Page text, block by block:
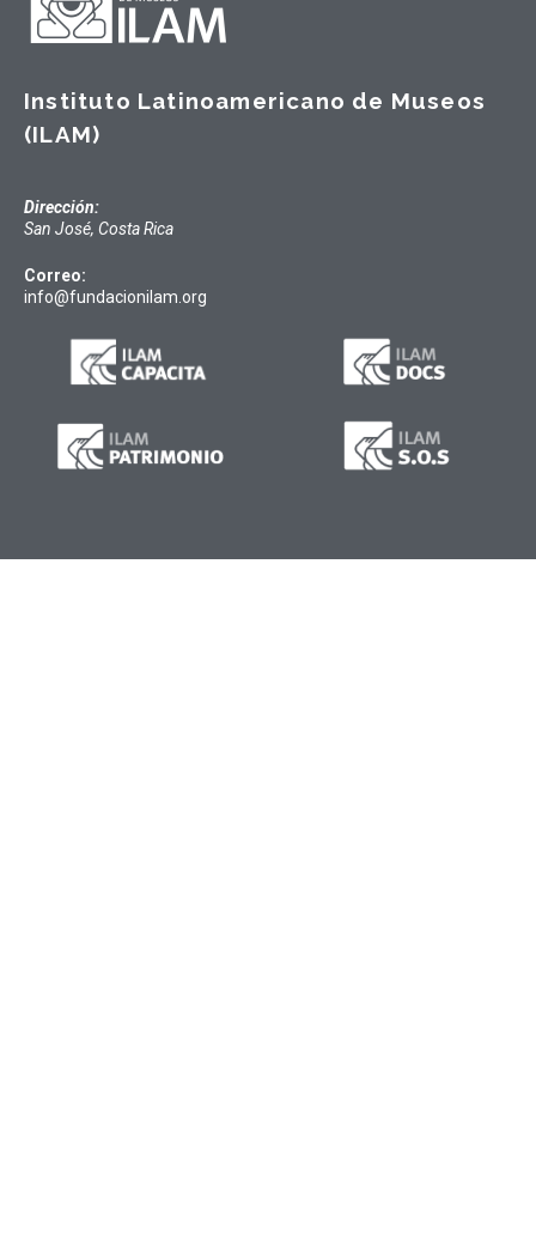
Instituto Latinoamericano de Museos
(ILAM)
Dirección:
San José, Costa Rica
Correo:
info@fundacionilam.org